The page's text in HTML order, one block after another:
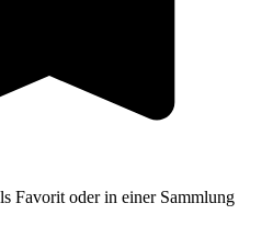
Favorit oder in einer Sammlung